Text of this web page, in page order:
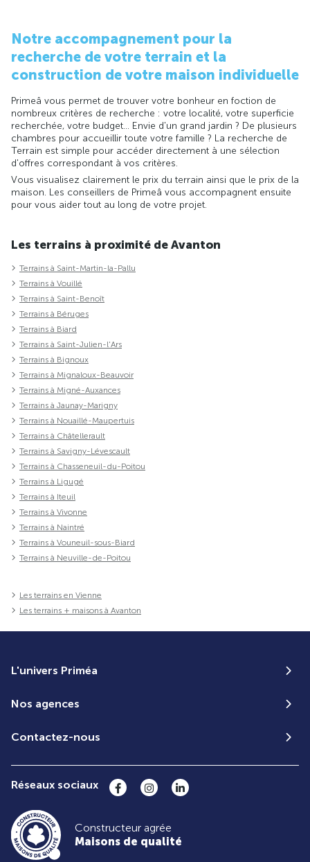
Notre accompagnement pour la
recherche de votre terrain et la
construction de votre maison individuelle
Primeâ vous permet de trouver votre bonheur en foction de
nombreux critères de recherche : votre localité, votre superficie
recherchée, votre budget... Envie d'un grand jardin ? De plusieurs
chambres pour accueillir toute votre famille ? La recherche de
Terrain est simple pour accéder directement à une sélection
d'offres correspondant à vos critères.
Vous visualisez clairement le prix du terrain ainsi que le prix de la
maison. Les conseillers de Primeâ vous accompagnent ensuite
pour vous aider tout au long de votre projet.
Les terrains à proximité de Avanton
Terrains à Saint-Martin-la-Pallu
Terrains à Vouillé
Terrains à Saint-Benoît
Terrains à Béruges
Terrains à Biard
Terrains à Saint-Julien-l'Ars
Terrains à Bignoux
Terrains à Mignaloux-Beauvoir
Terrains à Migné-Auxances
Terrains à Jaunay-Marigny
Terrains à Nouaillé-Maupertuis
Terrains à Châtellerault
Terrains à Savigny-Lévescault
Terrains à Chasseneuil-du-Poitou
Terrains à Ligugé
Terrains à Iteuil
Terrains à Vivonne
Terrains à Naintré
Terrains à Vouneuil-sous-Biard
Terrains à Neuville-de-Poitou
Les terrains en Vienne
Les terrains + maisons à Avanton
L'univers Priméa
Nos agences
Contactez-nous
Réseaux sociaux
Constructeur agrée
Maisons de qualité